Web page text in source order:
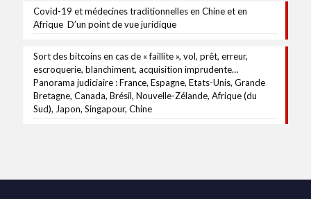
Covid-19 et médecines traditionnelles en Chine et en
Afrique D’un point de vue juridique
Sort des bitcoins en cas de « faillite », vol, prêt, erreur,
escroquerie, blanchiment, acquisition imprudente…
Panorama judiciaire : France, Espagne, Etats-Unis, Grande
Bretagne, Canada, Brésil, Nouvelle-Zélande, Afrique (du
Sud), Japon, Singapour, Chine